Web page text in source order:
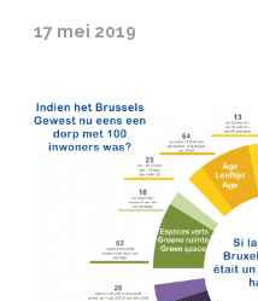
17 mei 2019